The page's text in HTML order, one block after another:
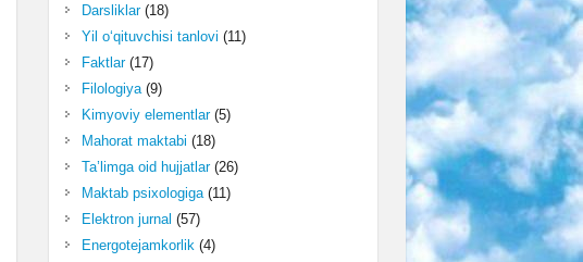
Darsliklar(18)
Yil o‘qituvchisi tanlovi (11)
Faktlar(17)
Filologiya(9)
Kimyoviy elementlar(5)
Mahorat maktabi (18)
Ta’limga oid hujjatlar(26)
Maktab psixologiga(11)
Elektron jurnal (57)
Energotejamkorlik(4)